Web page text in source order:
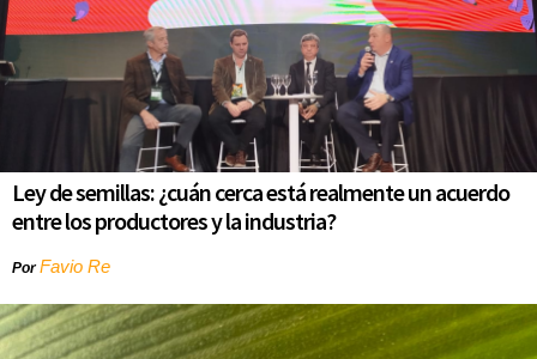
Ley de semillas: ¿cuán cerca está realmente un acuerdo
entre los productores y la industria?
PorFavio Re